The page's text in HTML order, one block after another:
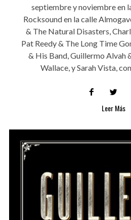
septiembre y noviembre en
Rocksound en la calle
& The Natural Disasters,
Pat Reedy & The Long Time
& His Band, Guillermo Alvah
Wallace, y Sarah Vista,
Leer Más